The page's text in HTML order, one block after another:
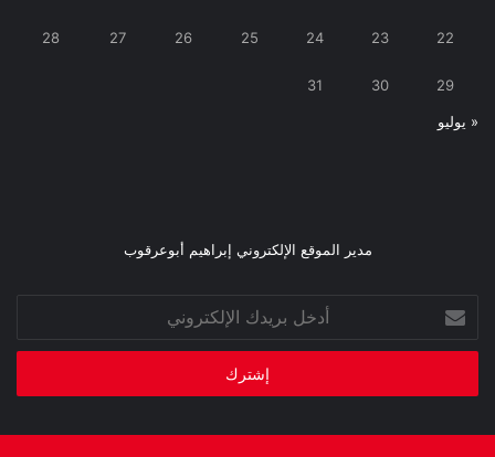
22
23
24
25
26
27
28
29
30
31
« يوليو
مدير الموقع الإلكتروني إبراهيم أبوعرقوب
بريدك
الإلكتروني